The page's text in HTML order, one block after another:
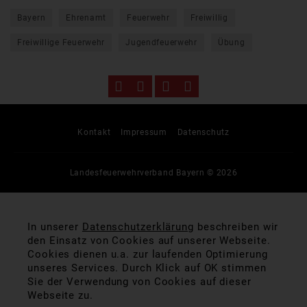
Bayern Ehrenamt Feuerwehr Freiwillig
Freiwillige Feuerwehr Jugendfeuerwehr Übung
Kontakt Impressum Datenschutz
Landesfeuerwehrverband Bayern © 2026
In unserer Datenschutzerklärung beschreiben wir
den Einsatz von Cookies auf unserer Webseite.
Cookies dienen u.a. zur laufenden Optimierung
unseres Services. Durch Klick auf OK stimmen
Sie der Verwendung von Cookies auf dieser
Webseite zu.